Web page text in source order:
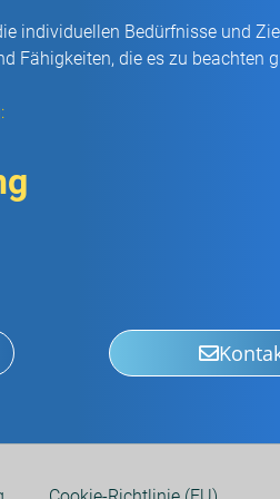
individuellen Bedürfnisse und
Fähigkeiten, die es zu beachten
: